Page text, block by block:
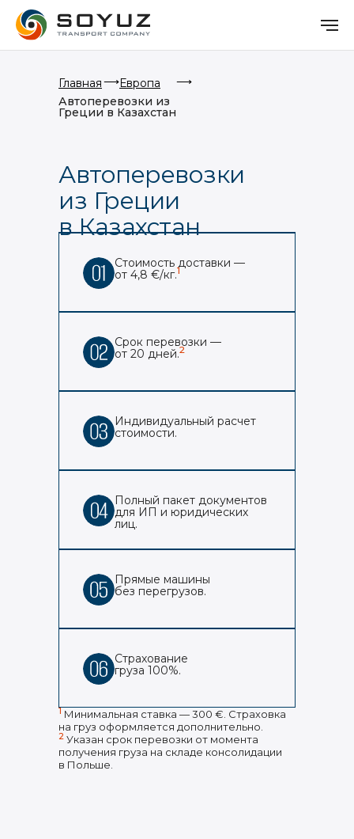
Главная⟶Европа
⟶
Автоперевозки из
Греции в Казахстан
Автоперевозки
из Греции
в Казахстан
Стоимость доставки —
от 4,8 €/кг.1
Срок перевозки —
от 20 дней.2
Индивидуальный расчет
стоимости.
Полный пакет документов
для ИП и юридических
лиц.
Прямые машины
без перегрузов.
Страхование
груза 100%.
1 Минимальная ставка — 300 €. Страховка
на груз оформляется дополнительно.
2 Указан срок перевозки от момента
получения груза на складе консолидации
в Польше.